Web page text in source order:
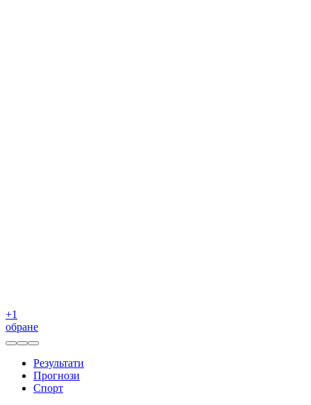
+1
обране
Результати
Прогнози
Спорт